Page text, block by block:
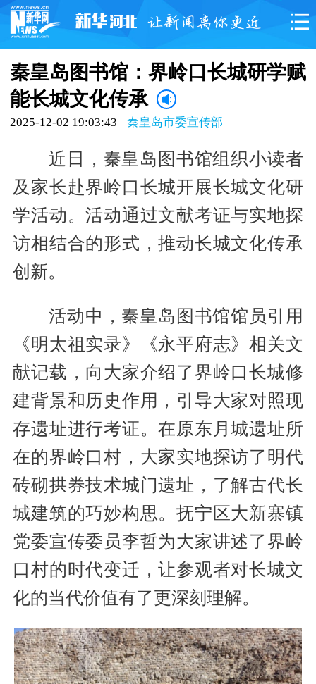
秦皇岛图书馆：界岭口长城研学赋
能长城文化传承
2025-12-02 19:03:43 秦皇岛市委宣传部
近日，秦皇岛图书馆组织小读者
及家长赴界岭口长城开展长城文化研
学活动。活动通过文献考证与实地探
访相结合的形式，推动长城文化传承
创新。
活动中，秦皇岛图书馆馆员引用
《明太祖实录》《永平府志》相关文
献记载，向大家介绍了界岭口长城修
建背景和历史作用，引导大家对照现
存遗址进行考证。在原东月城遗址所
在的界岭口村，大家实地探访了明代
砖砌拱券技术城门遗址，了解古代长
城建筑的巧妙构思。抚宁区大新寨镇
党委宣传委员李哲为大家讲述了界岭
口村的时代变迁，让参观者对长城文
化的当代价值有了更深刻理解。